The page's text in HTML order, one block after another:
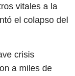
vitales a la
el colapso del
crisis
a miles de